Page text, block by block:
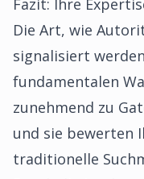
Fazit: Ihre
Die Art, wie
signalisiert
fundamentalen
zunehmend zu
und sie bewerten
traditionelle